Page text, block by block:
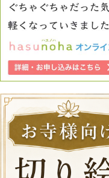
て怒りを感じます。
けに言ってきたこと
して、母親が可哀想だ
決手段を見つけるかも
たが、私が聞き続けた
後悔しています。疲れ